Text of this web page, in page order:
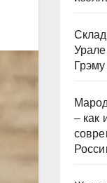
Грэму
– как